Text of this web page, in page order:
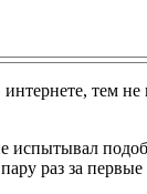
тем
испытывал
раз за